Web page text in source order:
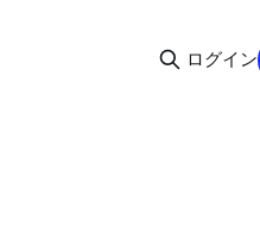
ログイン